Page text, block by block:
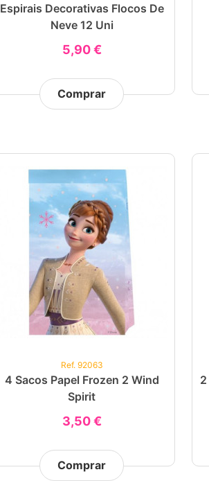
Espirais Decorativas Flocos De
Neve 12 Uni
5,90 €
Comprar
Ref. 92063
4 Sacos Papel Frozen 2 Wind
Spirit
3,50 €
Comprar